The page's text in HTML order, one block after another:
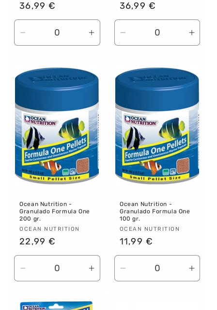
Precio
habitual
36,99 €
Reducir
cantidad
Default
Title
Aumentar
cantidad
Default
Title
Precio
habitual
36,99 €
Reducir
cantidad
Default
Title
Title
Ocean Nutrition -
Granulado Formula One
200 gr.
Proveedor:
OCEAN NUTRITION
Precio
habitual
22,99 €
Reducir
cantidad
Aumentar
cantidad
Ocean Nutrition -
Granulado Formula One
100 gr.
Proveedor:
OCEAN NUTRITION
Precio
habitual
11,99 €
Reducir
cantidad